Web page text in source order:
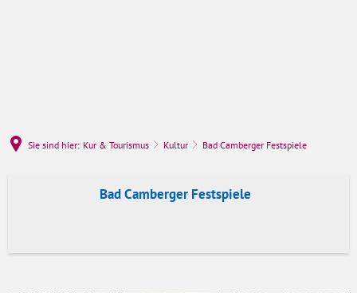
Sie sind hier: Kur & Tourismus Kultur Bad Camberger Festspiele
Bad Camberger Festspiele